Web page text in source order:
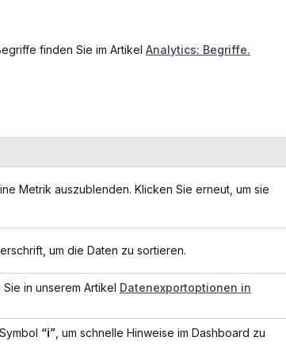
finden Sie im Artikel Analytics: Begriffe.
Metrik auszublenden. Klicken Sie erneut, um sie
um die Daten zu sortieren.
in unserem Artikel Datenexportoptionen in
“ℹ” , um schnelle Hinweise im Dashboard zu